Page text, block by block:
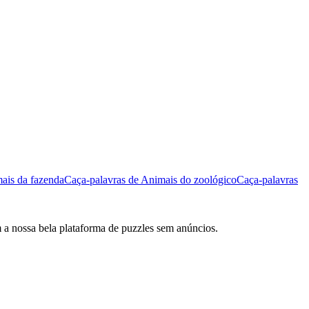
da fazendaCaça-palavras de Animais do zoológicoCaça-palavras
bela plataforma de puzzles sem anúncios.